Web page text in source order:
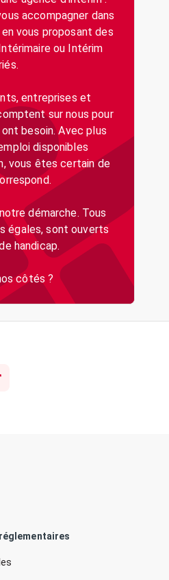
accompagner dans
vous proposant des
ou Intérim
entreprises et
sur nous pour
besoin. Avec plus
disponibles
vous êtes certain de
démarche. Tous
égales, sont ouverts
handicap.